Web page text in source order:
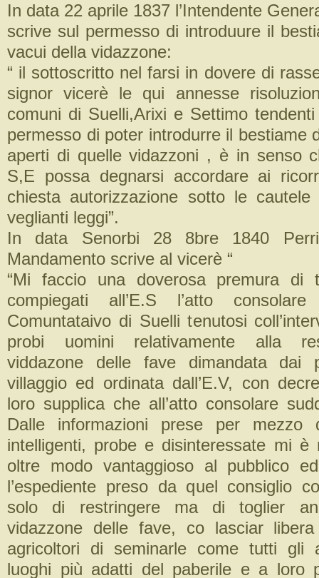
In data 22 aprile 1837 l’Intendente
scrive sul permesso di introduure il
vacui della vidazzone:
“ il sottoscritto nel farsi in dovere di
signor vicerè le qui annesse
comuni di Suelli,Arixi e Settimo
permesso di poter introdurre il bestiame
aperti di quelle vidazzoni , è in senso
S,E possa degnarsi accordare ai
chiesta autorizzazione sotto le cautele
veglianti leggi”.
In data Senorbi 28 8bre 1840
Mandamento scrive al vicerè “
“Mi faccio una doverosa premura di
compiegati all’E.S l’atto
Comuntataivo di Suelli tenutosi
probi uomini relativamente alla
viddazone delle fave dimandata dai
villaggio ed ordinata dall’E.V, con
loro supplica che all’atto consolare
Dalle informazioni prese per mezzo
intelligenti, probe e disinteressate mi è
oltre modo vantaggioso al pubblico
l’espediente preso da quel consiglio
solo di restringere ma di toglier
vidazzone delle fave, co lasciar
agricoltori di seminarle come tutti gli
luoghi più adatti del paberile e a loro